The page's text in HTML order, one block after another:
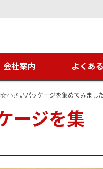
会社案内 よくあ
小さいパッケージを集めてみまし
ージを集